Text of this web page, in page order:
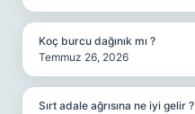
Koç burcu dağınık mı ?
Temmuz 26, 2026
Sırt adale ağrısına ne iyi gelir ?